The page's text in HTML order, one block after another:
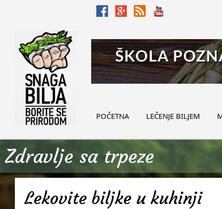
POČETNA LEČENJE BILJEM
Zdravlje sa trpeze
Lekovite biljke u kuhinji